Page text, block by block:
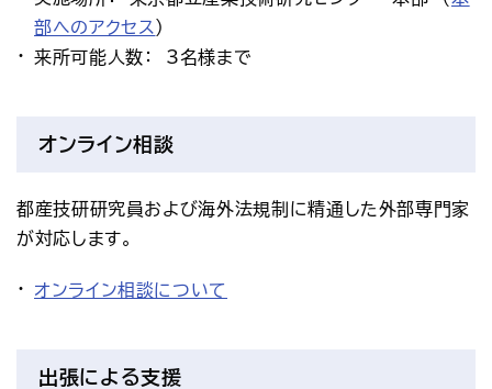
部へのアクセス ）
来所可能人数： 3名様まで
オンライン相談
都産技研研究員および海外法規制に精通した外部専門家
が対応します。
オンライン相談について
出張による支援